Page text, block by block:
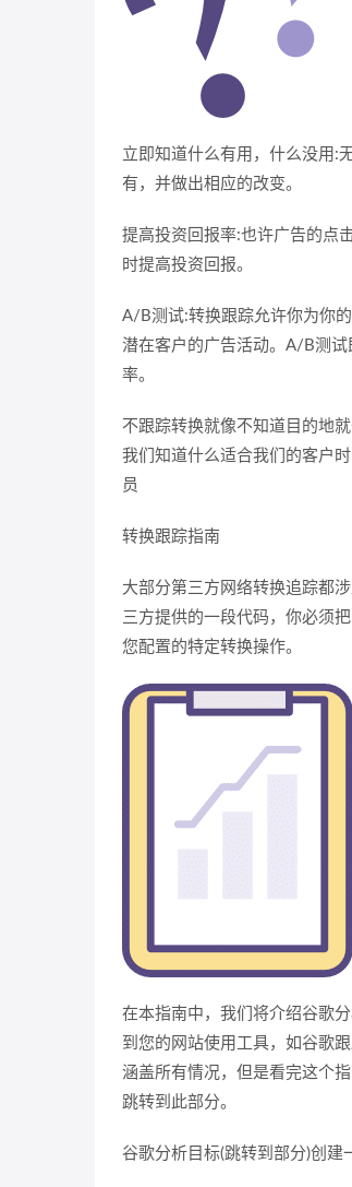
立即知道什么有用，什么没用:
有，并做出相应的改变。
提高投资回报率:也许广告的点
时提高投资回报。
A/B测试:转换跟踪允许你为你
潜在客户的广告活动。A/B测
率。
不跟踪转换就像不知道目的地
我们知道什么适合我们的客户
员
转换跟踪指南
大部分第三方网络转换追踪都
三方提供的一段代码，你必须
您配置的特定转换操作。
在本指南中，我们将介绍谷歌
到您的网站使用工具，如谷歌
涵盖所有情况，但是看完这个
跳转到此部分。
谷歌分析目标(跳转到部分)创建